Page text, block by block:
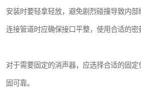
安装时要轻拿轻放，避免剧烈碰撞导致内部
连接管道时应确保接口平整，使用合适的密
对于需要固定的消声器，应选择合适的固
固可靠。